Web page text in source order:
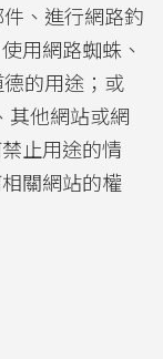
、進行網路釣
用網路蜘蛛、
的用途；或
其他網站或網
止用途的情
關網站的權